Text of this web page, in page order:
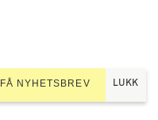
FÅ NYHETSBREV LUKK